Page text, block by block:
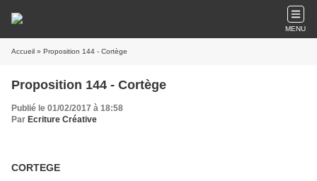
MENU
Accueil » Proposition 144 - Cortège
Proposition 144 - Cortège
Publié le 01/02/2017 à 18:58
Par Ecriture Créative
CORTEGE